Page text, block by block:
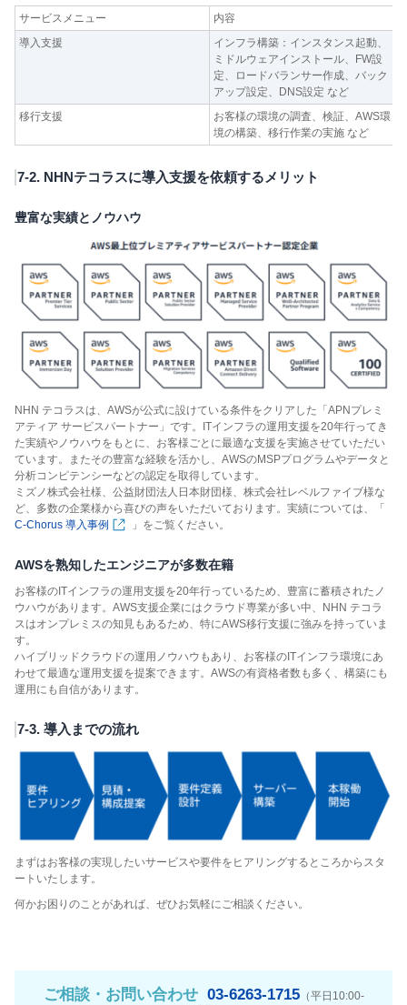
サービスメニュー 内容
導入支援
インフラ構築：インスタンス起動、
ミドルウェアインストール、FW設
定、ロードバランサー作成、バック
アップ設定、DNS設定 など
移行支援
お客様の環境の調査、検証、AWS環
境の構築、移行作業の実施 など
7-2. NHNテコラスに導入支援を依頼するメリット
豊富な実績とノウハウ
NHN テコラスは、AWSが公式に設けている条件をクリアした「APNプレミ
アティア サービスパートナー」です。ITインフラの運用支援を20年行ってき
た実績やノウハウをもとに、お客様ごとに最適な支援を実施させていただい
ています。またその豊富な経験を活かし、AWSのMSPプログラムやデータと
分析コンピテンシーなどの認定を取得しています。
ミズノ株式会社様、公益財団法人日本財団様、株式会社レベルファイブ様な
ど、多数の企業様から喜びの声をいただいております。実績については、「
C-Chorus 導入事例
」をご覧ください。
AWSを熟知したエンジニアが多数在籍
お客様のITインフラの運用支援を20年行っているため、豊富に蓄積されたノ
ウハウがあります。AWS支援企業にはクラウド専業が多い中、NHN テコラ
スはオンプレミスの知見もあるため、特にAWS移行支援に強みを持っていま
す。
ハイブリッドクラウドの運用ノウハウもあり、お客様のITインフラ環境にあ
わせて最適な運用支援を提案できます。AWSの有資格者数も多く、構築にも
運用にも自信があります。
7-3. 導入までの流れ
まずはお客様の実現したいサービスや要件をヒアリングするところからスタ
ートいたします。
何かお困りのことがあれば、ぜひお気軽にご相談ください。
ご相談・お問い合わせ 03-6263-1715（平日10:00-